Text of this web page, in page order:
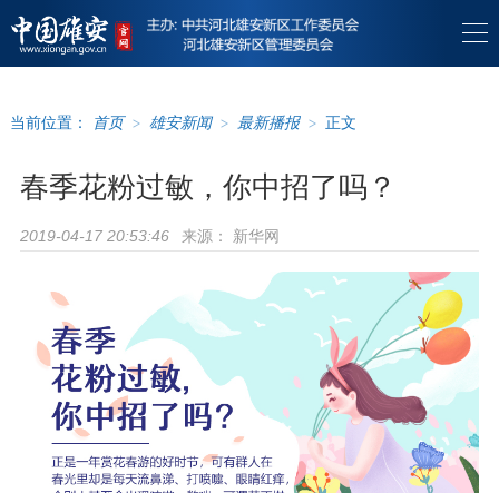
当前位置： 首页 > 雄安新闻 > 最新播报 > 正文
春季花粉过敏，你中招了吗？
2019-04-17 20:53:46 来源： 新华网